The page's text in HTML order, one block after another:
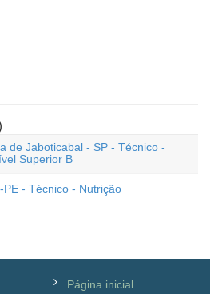
de Jaboticabal - SP - Técnico -
Superior B
PE - Técnico - Nutrição
Página inicial